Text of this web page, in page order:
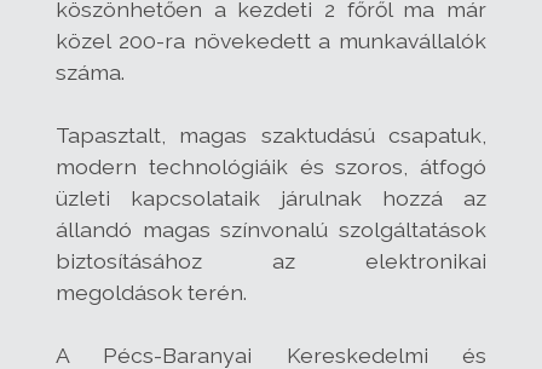
köszönhetően a kezdeti 2 főről ma már
közel 200-ra növekedett a munkavállalók
száma.
Tapasztalt, magas szaktudású csapatuk,
modern technológiáik és szoros, átfogó
üzleti kapcsolataik járulnak hozzá az
állandó magas színvonalú szolgáltatások
biztosításához az elektronikai
megoldások terén.
A Pécs-Baranyai Kereskedelmi és